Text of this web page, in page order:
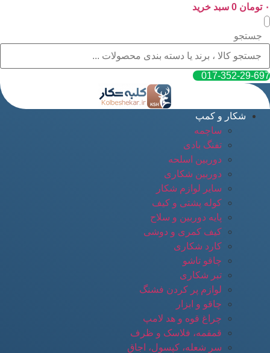
پرش
به
محتوا
۰ تومان 0 سبد خرید
جستجو
017-352-29-697
شکار و کمپ
ساچمه
تفنگ بادی
دوربین اسلحه
دوربین شکاری
سایر لوازم شکار
کوله پشتی و کیف
پایه دوربین و سلاح
کیف کمری و دوشی
کارد شکاری
چاقو تاشو
تبر شکاری
لوازم پر کردن فشنگ
چاقو و ابزار
چراغ قوه و هد لامپ
قمقمه، فلاسک و ظرف
سر شعله، کپسول، اجاق